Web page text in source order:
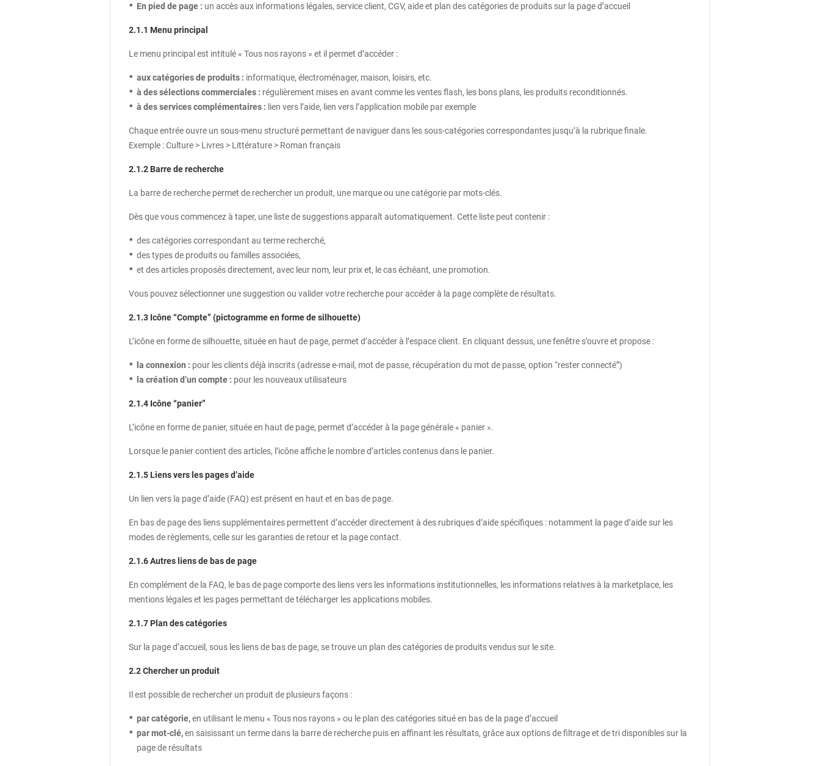
En pied de page : un accès aux informations légales, service client, CGV, aide et plan des catégories de produits sur la page d’accueil
2.1.1 Menu principal
Le menu principal est intitulé « Tous nos rayons » et il permet d’accéder :
aux catégories de produits : informatique, électroménager, maison, loisirs, etc.
à des sélections commerciales : régulièrement mises en avant comme les ventes flash, les bons plans, les produits reconditionnés.
à des services complémentaires : lien vers l’aide, lien vers l’application mobile par exemple
Chaque entrée ouvre un sous‑menu structuré permettant de naviguer dans les sous‑catégories correspondantes jusqu’à la rubrique finale.
Exemple : Culture > Livres > Littérature > Roman français
2.1.2 Barre de recherche
La barre de recherche permet de rechercher un produit, une marque ou une catégorie par mots-clés.
Dès que vous commencez à taper, une liste de suggestions apparaît automatiquement. Cette liste peut contenir :
des catégories correspondant au terme recherché,
des types de produits ou familles associées,
et des articles proposés directement, avec leur nom, leur prix et, le cas échéant, une promotion.
Vous pouvez sélectionner une suggestion ou valider votre recherche pour accéder à la page complète de résultats.
2.1.3 Icône “Compte” (pictogramme en forme de silhouette)
L’icône en forme de silhouette, située en haut de page, permet d’accéder à l’espace client. En cliquant dessus, une fenêtre s’ouvre et propose :
la connexion : pour les clients déjà inscrits (adresse e‑mail, mot de passe, récupération du mot de passe, option “rester connecté”)
la création d’un compte : pour les nouveaux utilisateurs
2.1.4 Icône “panier”
L’icône en forme de panier, située en haut de page, permet d’accéder à la page générale « panier ».
Lorsque le panier contient des articles, l’icône affiche le nombre d’articles contenus dans le panier.
2.1.5 Liens vers les pages d’aide
Un lien vers la page d’aide (FAQ) est présent en haut et en bas de page.
En bas de page des liens supplémentaires permettent d’accéder directement à des rubriques d’aide spécifiques : notamment la page d’aide sur les
modes de règlements, celle sur les garanties de retour et la page contact.
2.1.6 Autres liens de bas de page
En complément de la FAQ, le bas de page comporte des liens vers les informations institutionnelles, les informations relatives à la marketplace, les
mentions légales et les pages permettant de télécharger les applications mobiles.
2.1.7 Plan des catégories
Sur la page d’accueil, sous les liens de bas de page, se trouve un plan des catégories de produits vendus sur le site.
2.2 Chercher un produit
Il est possible de rechercher un produit de plusieurs façons :
par catégorie,en utilisant le menu « Tous nos rayons » ou le plan des catégories situé en bas de la page d’accueil
par mot‑clé,en saisissant un terme dans la barre de recherche puis en affinant les résultats, grâce aux options de filtrage et de tri disponibles sur la
page de résultats